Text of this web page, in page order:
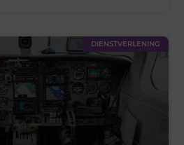
DIENSTVERLENING